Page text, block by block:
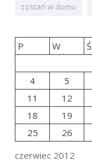
zostań w domu
czerwiec 2012
P W Ś
4
5
11
12
18
19
25
26